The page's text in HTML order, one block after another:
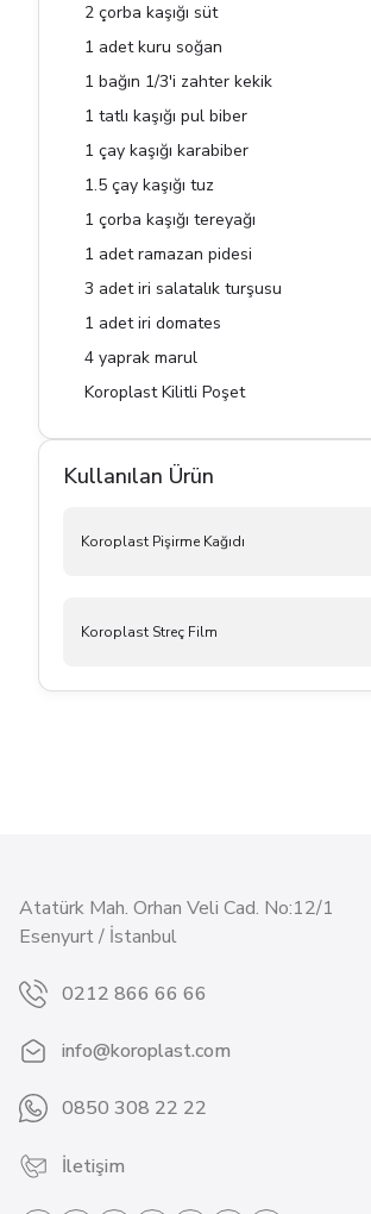
2 çorba kaşığı süt
1 adet kuru soğan
1 bağın 1/3'i zahter kekik
1 tatlı kaşığı pul biber
1 çay kaşığı karabiber
1.5 çay kaşığı tuz
1 çorba kaşığı tereyağı
1 adet ramazan pidesi
3 adet iri salatalık turşusu
1 adet iri domates
4 yaprak marul
Koroplast Kilitli Poşet
Kullanılan Ürün
Koroplast Pişirme Kağıdı
Koroplast Streç Film
Atatürk Mah. Orhan Veli Cad. No:12/1
Esenyurt / İstanbul
0212 866 66 66
info@koroplast.com
0850 308 22 22
İletişim